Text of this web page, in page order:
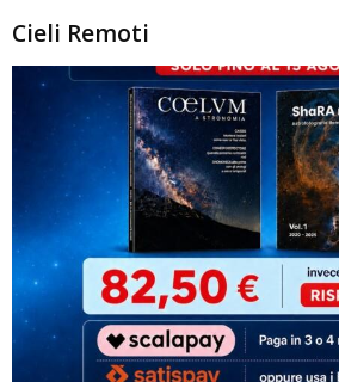
Cieli Remoti